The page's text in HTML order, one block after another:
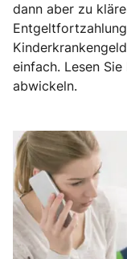
dann aber zu
einfach. Lesen
abwickeln.